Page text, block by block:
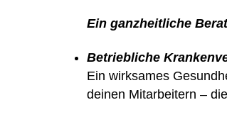
Ein ganzheitliche
Betriebliche
Ein wirksames
deinen Mitarbeitern –